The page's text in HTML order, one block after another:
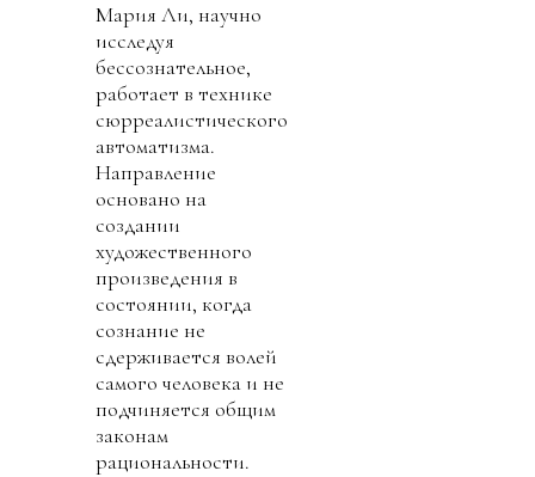
Мария Ли, научно
исследуя
бессознательное,
работает в технике
сюрреалистического
автоматизма.
Направление
основано на
создании
художественного
произведения в
состоянии, когда
сознание не
сдерживается волей
самого человека и не
подчиняется общим
законам
рациональности.